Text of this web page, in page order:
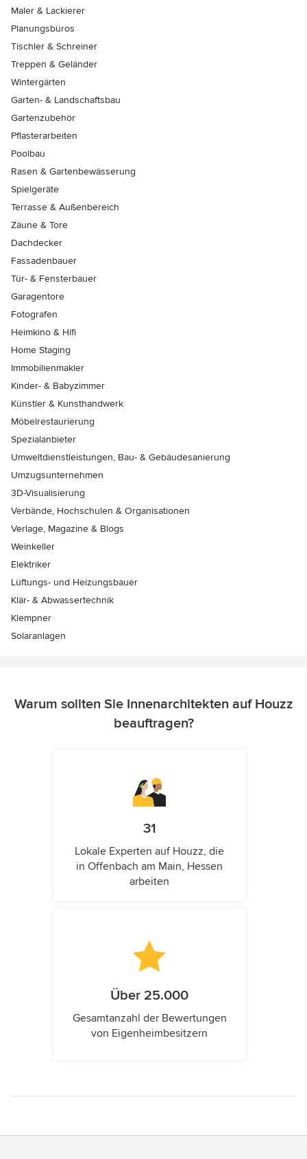
Maler & Lackierer
Planungsbüros
Tischler & Schreiner
Treppen & Geländer
Wintergärten
Garten- & Landschaftsbau
Gartenzubehör
Pflasterarbeiten
Poolbau
Rasen & Gartenbewässerung
Spielgeräte
Terrasse & Außenbereich
Zäune & Tore
Dachdecker
Fassadenbauer
Tür- & Fensterbauer
Garagentore
Fotografen
Heimkino & Hifi
Home Staging
Immobilienmakler
Kinder- & Babyzimmer
Künstler & Kunsthandwerk
Möbelrestaurierung
Spezialanbieter
Umweltdienstleistungen, Bau- & Gebäudesanierung
Umzugsunternehmen
3D-Visualisierung
Verbände, Hochschulen & Organisationen
Verlage, Magazine & Blogs
Weinkeller
Elektriker
Lüftungs- und Heizungsbauer
Klär- & Abwassertechnik
Klempner
Solaranlagen
Warum sollten Sie Innenarchitekten auf Houzz
beauftragen?
31
Lokale Experten auf Houzz, die
in Offenbach am Main, Hessen
arbeiten
Über 25.000
Gesamtanzahl der Bewertungen
von Eigenheimbesitzern